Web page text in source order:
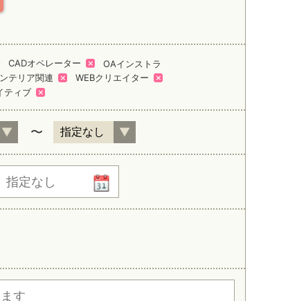
CADオペレーター
OAインストラ
テリア関連
WEBクリエイター
ティブ
〜